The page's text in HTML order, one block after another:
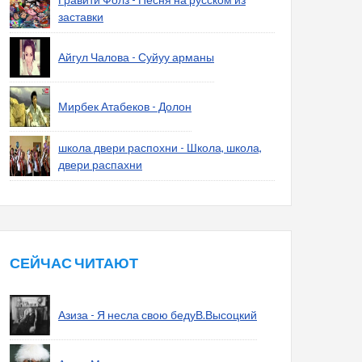
заставки
Айгул Чалова - Суйуу арманы
Мирбек Атабеков - Долон
школа двери распохни - Школа, школа,
двери распахни
СЕЙЧАС ЧИТАЮТ
Азиза - Я несла свою бедуВ.Высоцкий